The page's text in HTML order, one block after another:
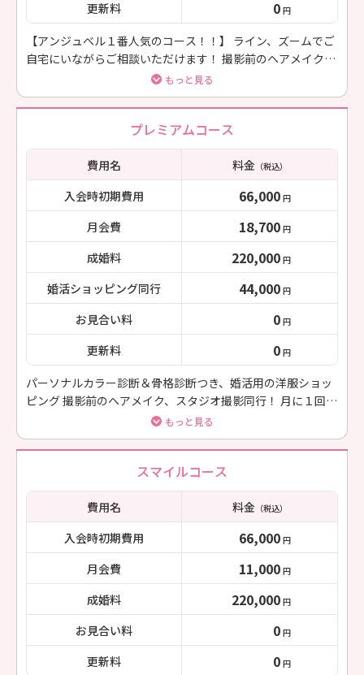
更新料 0 円
【アンジュベル１番人気のコース！！】 ライン、ズームでご
自宅にいながらご相談いただけます！ 撮影前のヘアメイク、
スタジオ撮影同行つき！ お仕事で忙しい方、遠方の方に選ば
れています！
もっと見る
プレミアムコース
費用名 料金（税込）
入会時初期費用 66,000 円
月会費 18,700 円
成婚料 220,000 円
婚活ショッピング同行 44,000 円
お見合い料 0 円
更新料 0 円
パーソナルカラー診断＆骨格診断つき、婚活用の洋服ショッ
ピング 撮影前のヘアメイク、スタジオ撮影同行！ 月に１回カ
フェでじっくりと作戦会議 婚活初心者、早期で結婚したい方
向け、スペシャルコース！
もっと見る
スマイルコース
費用名 料金（税込）
入会時初期費用 66,000 円
月会費 11,000 円
成婚料 220,000 円
お見合い料 0 円
更新料 0 円